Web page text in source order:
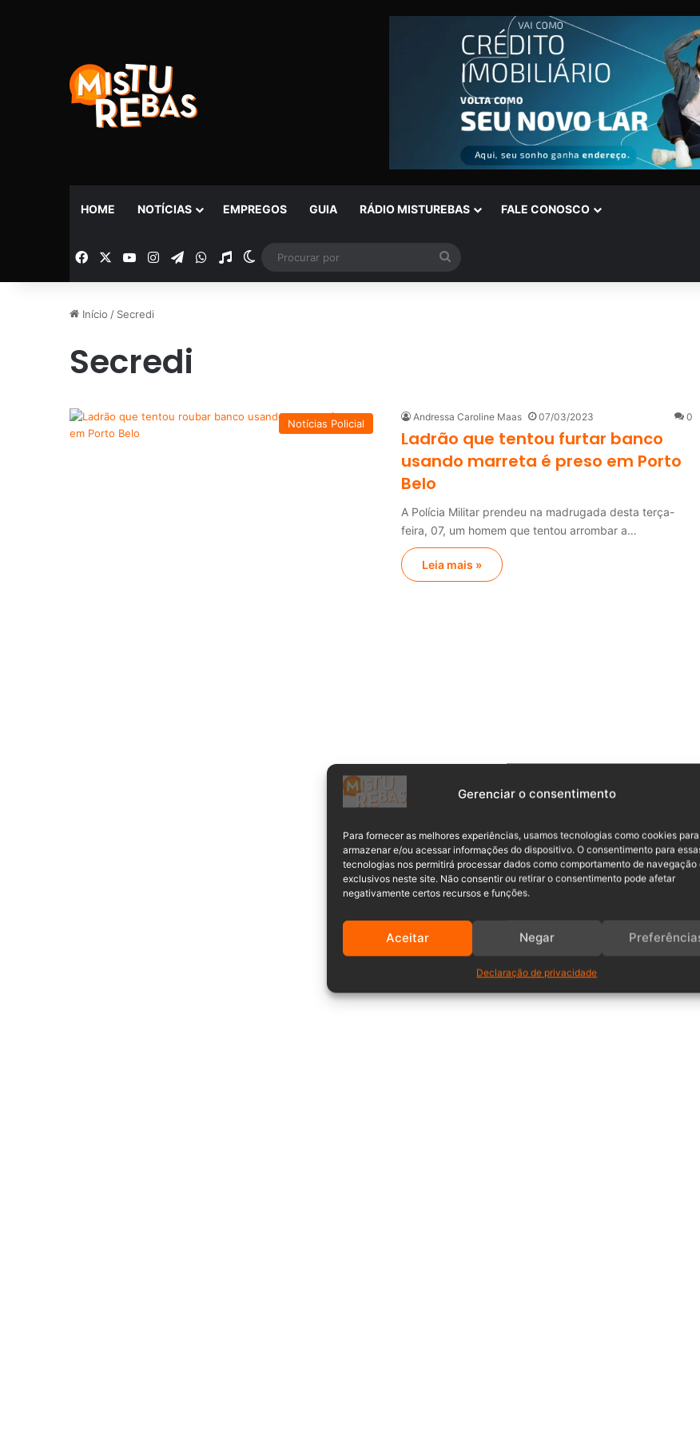
Gerenciar o consentimento
Para fornecer as melhores experiências, usamos tecnologias como cookies para
armazenar e/ou acessar informações do dispositivo. O consentimento para
tecnologias nos permitirá processar dados como comportamento de navegação
exclusivos neste site. Não consentir ou retirar o consentimento pode afetar
negativamente certos recursos e funções.
Aceitar Negar
Declaração de privacidade
HOME NOTÍCIAS EMPREGOS GUIA RÁDIO MISTUREBAS FALE CONOSCO
Facebook YouTubeInstagramTelegramWhatsApp
Rádio Switch skin
por
Início / Secredi
Secredi
Notícias Policial
Andressa Caroline Maas 07/03/2023 0
Ladrão que tentou furtar banco
usando marreta é preso em Porto
Belo
A Polícia Militar prendeu na madrugada desta terça-
feira, 07, um homem que tentou arrombar a…
Leia mais »